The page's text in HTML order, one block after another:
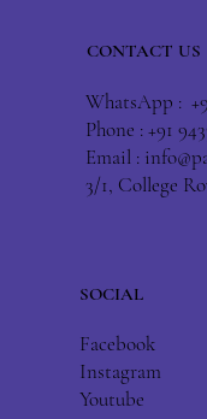
CONTACT US
WhatsApp :
Phone : +91
Email :
3/1, College
SOCIAL
Facebook
Instagram
Youtube